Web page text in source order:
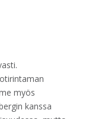
myös
kanssa